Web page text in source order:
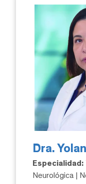
Dra.
Especialidad:
Neurológica |